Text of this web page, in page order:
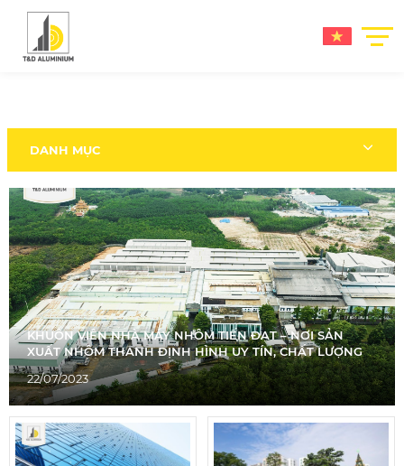
DANH MỤC
KHUÔN VIÊN NHÀ MÁY NHÔM TIẾN ĐẠT – NƠI SẢN
XUẤT NHÔM THANH ĐỊNH HÌNH UY TÍN, CHẤT LƯỢNG
22/07/2023